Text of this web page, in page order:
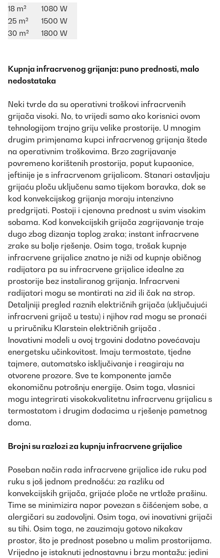
18 m²
1080 W
25 m²
1500 W
30 m²
1800 W
Kupnja infracrvenog grijanja: puno prednosti, malo
nedostataka
Neki tvrde da su operativni troškovi infracrvenih
grijača visoki. No, to vrijedi samo ako korisnici ovom
tehnologijom trajno griju velike prostorije. U mnogim
drugim primjenama kupci infracrvenog grijanja štede
na operativnim troškovima. Brzo zagrijavanje
povremeno korištenih prostorija, poput kupaonice,
jeftinije je s infracrvenom grijalicom. Stanari ostavljaju
grijaću ploču uključenu samo tijekom boravka, dok se
kod konvekcijskog grijanja moraju intenzivno
predgrijati. Postoji i cjenovna prednost u svim visokim
sobama. Kod konvekcijskih grijača zagrijavanje traje
dugo zbog dizanja toplog zraka; instant infracrvene
zrake su bolje rješenje. Osim toga, trošak kupnje
infracrvene grijalice znatno je niži od kupnje običnog
radijatora pa su infracrvene grijalice idealne za
prostorije bez instaliranog grijanja. Infracrveni
radijatori mogu se montirati na zid ili čak na strop.
Detaljniji pregled raznih električnih grijača (uključujući
infracrveni grijač u testu) i njihov rad mogu se pronaći
u priručniku Klarstein električnih grijača .
Inovativni modeli u ovoj trgovini dodatno povećavaju
energetsku učinkovitost. Imaju termostate, tjedne
tajmere, automatsko isključivanje i reagiraju na
otvorene prozore. Sve te komponente jamče
ekonomičnu potrošnju energije. Osim toga, vlasnici
mogu integrirati visokokvalitetnu infracrvenu grijalicu s
termostatom i drugim dodacima u rješenje pametnog
doma.
Brojni su razlozi za kupnju infracrvene grijalice
Poseban način rada infracrvene grijalice ide ruku pod
ruku s još jednom prednošću: za razliku od
konvekcijskih grijača, grijaće ploče ne vrtlože prašinu.
Time se minimizira napor povezan s čišćenjem sobe, a
alergičari su zadovoljni. Osim toga, ovi inovativni grijači
su tihi. Osim toga, ne zauzimaju gotovo nikakav
prostor, što je prednost posebno u malim prostorijama.
Vrijedno je istaknuti jednostavnu i brzu montažu: jedini